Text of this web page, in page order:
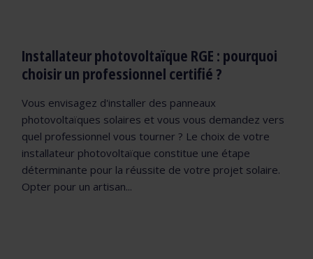
Installateur photovoltaïque RGE : pourquoi
choisir un professionnel certifié ?
Vous envisagez d'installer des panneaux
photovoltaïques solaires et vous vous demandez vers
quel professionnel vous tourner ? Le choix de votre
installateur photovoltaïque constitue une étape
déterminante pour la réussite de votre projet solaire.
Opter pour un artisan...